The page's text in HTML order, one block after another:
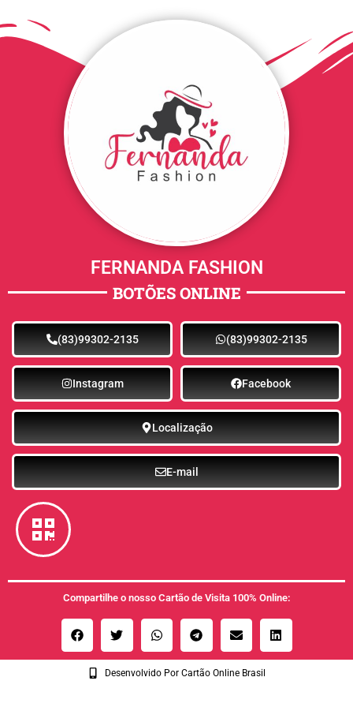
FERNANDA FASHION
BOTÕES ONLINE
(83)99302-2135 (83)99302-2135
Instagram Facebook
Localização
E-mail
Compartilhe o nosso Cartão de Visita 100% Online:
Desenvolvido Por Cartão Online Brasil